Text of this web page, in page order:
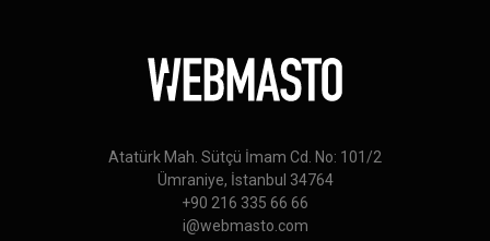
Atatürk Mah. Sütçü İmam Cd. No: 101/2
Ümraniye, İstanbul 34764
+90 216 335 66 66
i@webmasto.com